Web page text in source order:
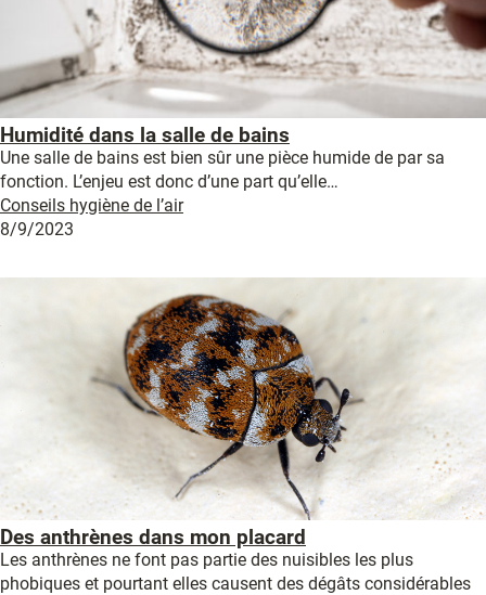
Humidité dans la salle de bains
Une salle de bains est bien sûr une pièce humide de par sa
fonction. L’enjeu est donc d’une part qu’elle…
Conseils hygiène de l’air
8/9/2023
Des anthrènes dans mon placard
Les anthrènes ne font pas partie des nuisibles les plus
phobiques et pourtant elles causent des dégâts considérables